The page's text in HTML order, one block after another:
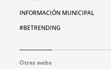
INFORMACIÓN MUNICIPAL
#BETRENDING
Otras webs